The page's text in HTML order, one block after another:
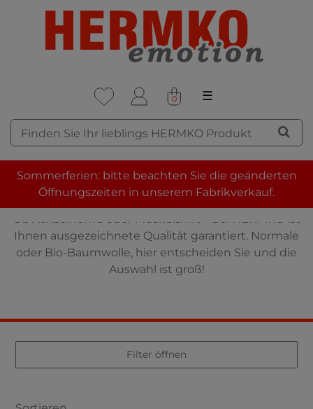
0 ☰
Sommerferien: bitte beachten Sie die geänderten
Öffnungszeiten in unserem Fabrikverkauf.
DAS HERMKO
UNTERHEMD FÜR JUNGEN
Ob Achselhemd oder Muskelshirt – bei HERMKO ist
Ihnen ausgezeichnete Qualität garantiert. Normale
oder Bio-Baumwolle, hier entscheiden Sie und die
Auswahl ist groß!
Filter öffnen